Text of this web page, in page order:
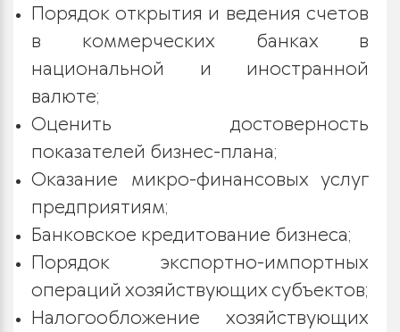
Порядок открытия и ведения счетов
в коммерческих банках в
национальной и иностранной
валюте;
Оценить достоверность
показателей бизнес-плана;
Оказание микро-финансовых услуг
предприятиям;
Банковское кредитование бизнеса;
Порядок экспортно-импортных
операций хозяйствующих субъектов;
Налогообложение хозяйствующих